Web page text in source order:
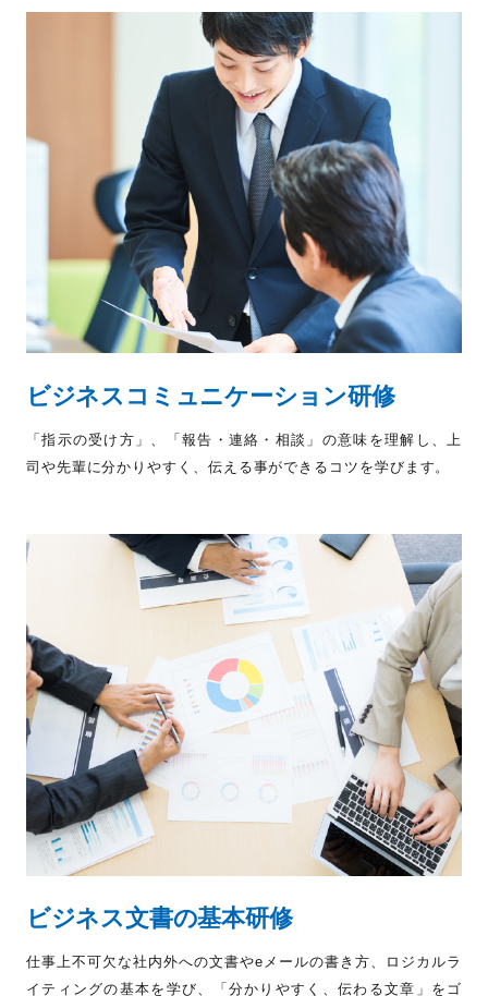
ビジネスコミュニケーション研修
「指示の受け方」、「報告・連絡・相談」の意味を理解し、上
司や先輩に分かりやすく、伝える事ができるコツを学びます。
ビジネス文書の基本研修
仕事上不可欠な社内外への文書やeメールの書き方、ロジカルラ
イティングの基本を学び、「分かりやすく、伝わる文章」をゴ